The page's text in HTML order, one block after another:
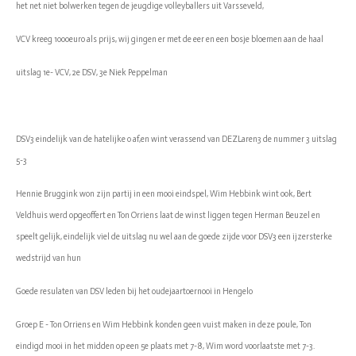
het net niet bolwerken tegen de jeugdige volleyballers uit Varsseveld,
VCV kreeg 1000euro als prijs, wij gingen er met de eer en een bosje bloemen aan de haal
uitslag 1e- VCV, 2e DSV, 3e Niek Peppelman
DSV3 eindelijk van de hatelijke 0 af,en wint verassend van DEZLaren3 de nummer 3 uitslag
5-3
Hennie Bruggink won zijn partij in een mooi eindspel, Wim Hebbink wint ook, Bert
Veldhuis werd opgeoffert en Ton Orriens laat de winst liggen tegen Herman Beuzel en
speelt gelijk, eindelijk viel de uitslag nu wel aan de goede zijde voor DSV3 een ijzersterke
wedstrijd van hun
Goede resulaten van DSV leden bij het oudejaartoernooi in Hengelo
Groep E - Ton Orriens en Wim Hebbink konden geen vuist maken in deze poule, Ton
eindigd mooi in het midden op een 5e plaats met 7-8, Wim word voorlaatste met 7-3.